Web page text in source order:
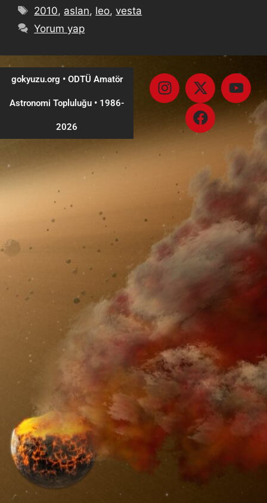
2010, aslan, leo,vesta
Yorum yap
gokyuzu.org • ODTÜ Amatör
Astronomi Topluluğu •1986-
2026